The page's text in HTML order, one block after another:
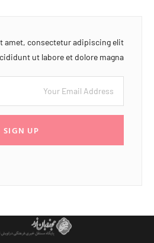
amet, consectetur adipiscing elit
ut labore et dolore magna
SIGN UP